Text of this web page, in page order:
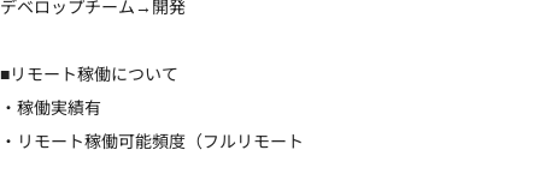
デベロップチーム→開発
■リモート稼働について
・稼働実績有
・リモート稼働可能頻度（フルリモート